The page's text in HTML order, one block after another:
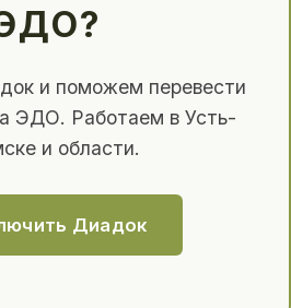
и поможем перевести
ЭДО. Работаем в Усть-
и области.
Диадок